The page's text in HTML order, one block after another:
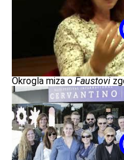
Okrogla miza o Faustovi